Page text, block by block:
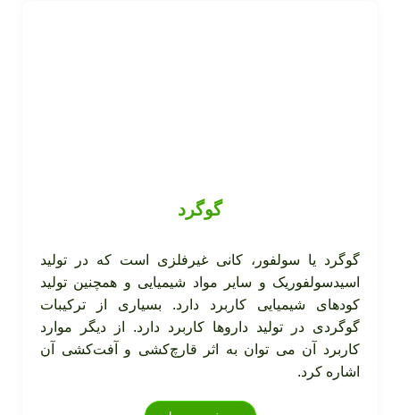
گوگرد
گوگرد یا سولفور، کانی غیرفلزی است که در تولید
اسیدسولفوریک و سایر مواد شیمیایی و همچنین تولید
کودهای شیمیایی کاربرد دارد. بسیاری از ترکیبات
گوگردی در تولید داروها کاربرد دارد. از دیگر موارد
کاربرد آن می توان به اثر قارچ‌کشی و آفت‌کشی آن
اشاره کرد.